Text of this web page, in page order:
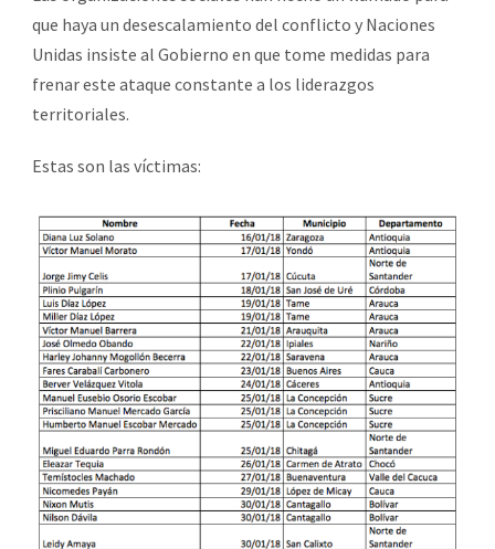
que haya un desescalamiento del conflicto y Naciones
Unidas insiste al Gobierno en que tome medidas para
frenar este ataque constante a los liderazgos
territoriales.
Estas son las víctimas: